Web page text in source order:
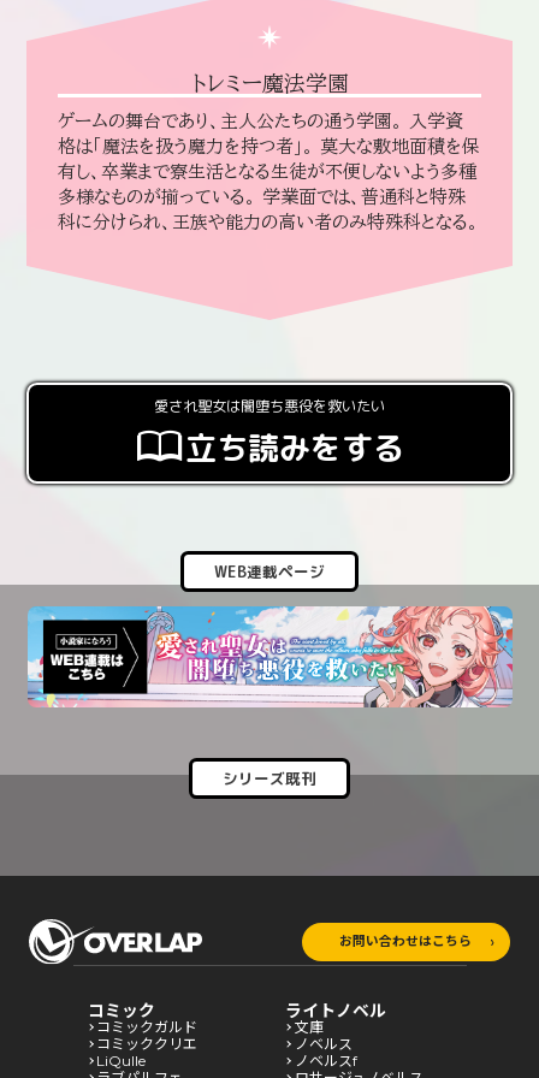
トレミー魔法学園
ゲームの舞台であり、主人公たちの通う学園。 入学資
格は「魔法を扱う魔力を持つ者」。 莫大な敷地面積を保
有し、卒業まで寮生活となる生徒が不便しないよう多種
多様なものが揃っている。 学業面では、普通科と特殊
科に分けられ、王族や能力の高い者のみ特殊科となる。
愛され聖女は闇堕ち悪役を救いたい
立ち読みをする
WEB連載ページ
シリーズ既刊
お問い合わせはこちら
コミック
コミックガルド
コミッククリエ
LiQulle
ライトノベル
文庫
ノベルス
ノベルスf